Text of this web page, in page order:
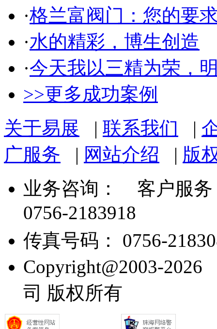
·格兰富阀门：您的要
·水的精彩，博生创造
·今天我以三精为荣，
>>更多成功案例
关于易展 | 联系我们 |
广服务 | 网站介绍 | 版
业务咨询：
客户服务
0756-2183918
传真号码： 0756-
Copyright@2003-
司 版权所有